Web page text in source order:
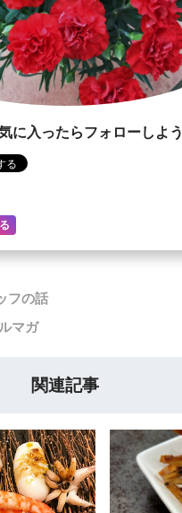
に入ったらフォローしよう
フの話
マガ
関連記事